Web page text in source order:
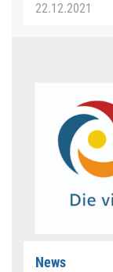
22.12.2021
News